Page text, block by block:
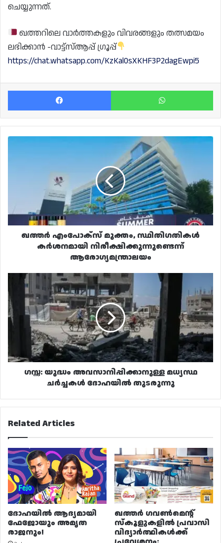
ചെയ്യുന്നത്.
ഖത്തറിലെ വാർത്തകളും വിവരങ്ങളും തത്സമയം
ലഭിക്കാൻ -വാട്ട്സ്ആപ്പ് ഗ്രൂപ്പ്
https://chat.whatsapp.com/KzKal0sXKHF3P2dagEwpi5
Facebook
ഖത്തർ
സ്ഥിതിഗതികൾ
നിരീക്ഷിക്കുന്നുണ്ടെന്ന്
ആരോഗ്യമന്ത്രാലയം
ഖത്തർ എംപോക്‌സ്‌ മുക്തം, സ്ഥിതിഗതികൾ
കർശനമായി നിരീക്ഷിക്കുന്നുണ്ടെന്ന്
ആരോഗ്യമന്ത്രാലയം
യുദ്ധം
അവസാനിപ്പിക്കാനുള്ള
മധ്യസ്ഥ
ചർച്ചകൾ
ദോഹയിൽ
തുടരുന്നു
ഗസ്സ: യുദ്ധം അവസാനിപ്പിക്കാനുള്ള മധ്യസ്ഥ
ചർച്ചകൾ ദോഹയിൽ തുടരുന്നു
Related Articles
ദോഹയിൽ ആദ്യമായി
ഫേജോയും അമൃത
രാജനും!
ഖത്തർ ഗവൺമെന്റ്
സ്കൂളുകളിൽ പ്രവാസി
വിദ്യാർത്ഥികൾക്ക്